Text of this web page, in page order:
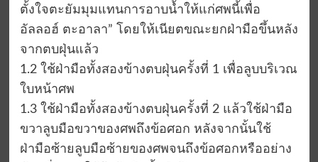
ตั้งใจตะยัมมุมแทนการอาบน้ำให้แก่ศพนี้เพื่อ
อัลลอฮ์ ตะอาลา” โดยให้เนียตขณะยกฝ่ามือขึ้นหลัง
จากตบฝุ่นแล้ว
1.2 ใช้ฝ่ามือทั้งสองข้างตบฝุ่นครั้งที่ 1 เพื่อลูบบริเวณ
ใบหน้าศพ
1.3 ใช้ฝ่ามือทั้งสองข้างตบฝุ่นครั้งที่ 2 แล้วใช้ฝ่ามือ
ขวาลูบมือขวาของศพถึงข้อศอก หลังจากนั้นใช้
ฝ่ามือซ้ายลูบมือซ้ายของศพจนถึงข้อศอกหรืออย่าง